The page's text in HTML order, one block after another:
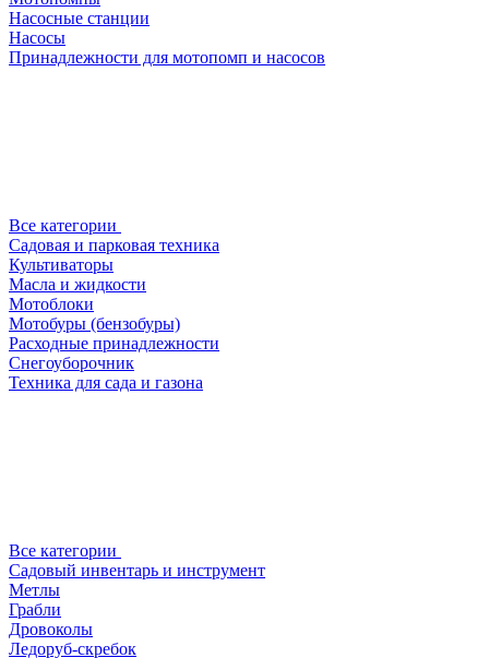
Насосные станции
Насосы
Принадлежности для мотопомп и насосов
Все категории
Садовая и парковая техника
Культиваторы
Масла и жидкости
Мотоблоки
Мотобуры (бензобуры)
Расходные принадлежности
Снегоуборочник
Техника для сада и газона
Все категории
Садовый инвентарь и инструмент
Метлы
Грабли
Дровоколы
Ледоруб-скребок